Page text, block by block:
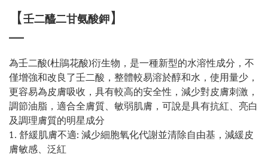
【壬二醯二甘氨酸鉀】
為壬二酸(杜鵑花酸)衍生物，是一種新型的水溶性成分，不
僅增強和改良了壬二酸，整體較易溶於醇和水，使用量少，
更容易為皮膚吸收，具有較高的安全性，減少對皮膚刺激，
調節油脂，適合全膚質、敏弱肌膚，可說是具有抗紅、亮白
及調理膚質的明星成分
1. 舒緩肌膚不適: 減少細胞氧化代謝並清除自由基，減緩皮
膚敏感、泛紅